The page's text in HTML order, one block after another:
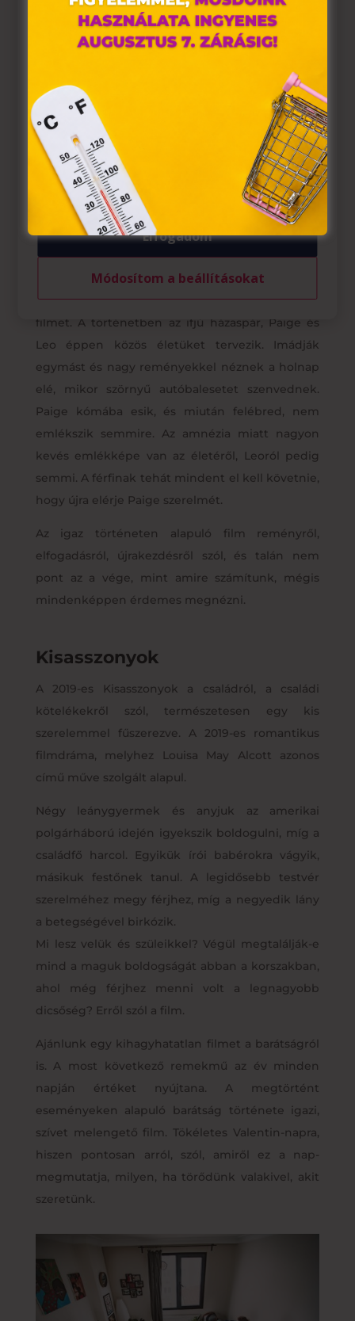
Fogadom
Kicsit több, mint 10 éve, éppen februárban
mutatták be Channing Tatum és Rachel
McAdams főszereplésével a Fogadom című
filmet. A történetben az ifjú házaspár, Paige és
Leo éppen közös életüket tervezik. Imádják
egymást és nagy reményekkel néznek a holnap
elé, mikor szörnyű autóbalesetet szenvednek.
Paige kómába esik, és miután felébred, nem
emlékszik semmire. Az amnézia miatt nagyon
kevés emlékképe van az életéről, Leoról pedig
semmi. A férfinak tehát mindent el kell követnie,
hogy újra elérje Paige szerelmét.
Az igaz történeten alapuló film reményről,
elfogadásról, újrakezdésről szól, és talán nem
pont az a vége, mint amire számítunk, mégis
mindenképpen érdemes megnézni.
Kisasszonyok
A 2019-es Kisasszonyok a családról, a családi
kötelékekről szól, természetesen egy kis
szerelemmel fűszerezve. A 2019-es romantikus
filmdráma, melyhez Louisa May Alcott azonos
című műve szolgált alapul.
Négy leánygyermek és anyjuk az amerikai
polgárháború idején igyekszik boldogulni, míg a
családfő harcol. Egyikük írói babérokra vágyik,
másikuk festőnek tanul. A legidősebb testvér
szerelméhez megy férjhez, míg a negyedik lány
a betegségével birkózik.
Mi lesz velük és szüleikkel? Végül megtalálják-e
mind a maguk boldogságát abban a korszakban,
ahol még férjhez menni volt a legnagyobb
dicsőség? Erről szól a film.
Ajánlunk egy kihagyhatatlan filmet a barátságról
is. A most következő remekmű az év minden
napján értéket nyújtana. A megtörtént
eseményeken alapuló barátság története igazi,
szívet melengető film. Tökéletes Valentin-napra,
hiszen pontosan arról, szól, amiről ez a nap-
megmutatja, milyen, ha törődünk valakivel, akit
szeretünk.
tárolnak webes böngészőjében. Ehhez az Ön
hozzájárulása szükséges.
A „sütiket" az elektronikus hírközlésről szóló 2003. évi C.
törvény, az elektronikus kereskedelmi szolgáltatások, az
információs társadalommal összefüggő szolgáltatások
egyes kérdéseiről szóló 2001. évi CVIII. törvény, valamint
az Európai Unió előírásainak megfelelően használjuk.
Azon weblapoknak, melyek az Európai Unió országain
belül működnek, a „sütik" használatához, és ezeknek a
felhasználó számítógépén vagy egyéb eszközén történő
tárolásához a felhasználók hozzájárulását kell kérniük.
Elfogadom
Módosítom a beállításokat